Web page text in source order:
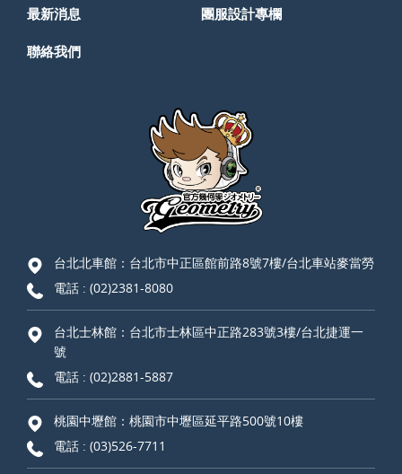
最新消息 團服設計專欄
聯絡我們
台北北車館：台北市中正區館前路8號7樓/台北車站麥當勞
電話 : (02)2381-8080
台北士林館：台北市士林區中正路283號3樓/台北捷運一
號
電話 : (02)2881-5887
桃園中壢館：桃園市中壢區延平路500號10樓
電話 : (03)526-7711